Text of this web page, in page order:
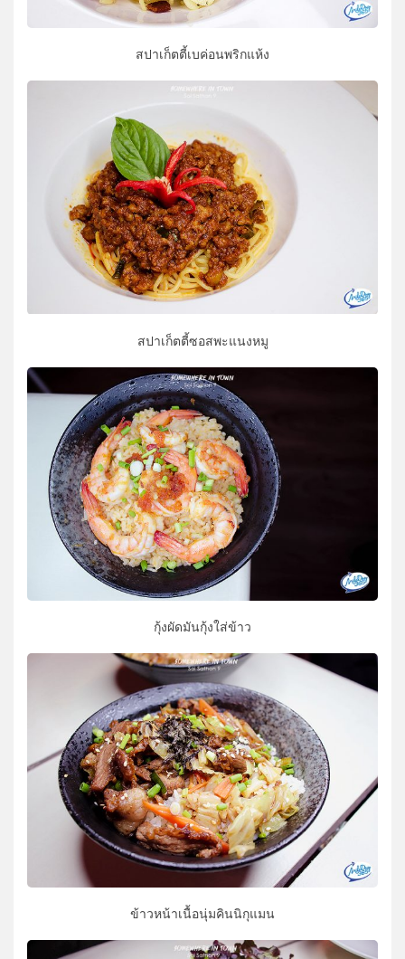
สปาเก็ตตี้เบค่อนพริกแห้ง
สปาเก็ตตี้ซอสพะแนงหมู
กุ้งผัดมันกุ้งใส่ข้าว
ข้าวหน้าเนื้อนุ่มคินนิกุแมน